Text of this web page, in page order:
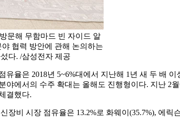
문해 무함마드 빈 자이드 알
협력 방안에 관해 논의하는
다. /삼성전자 제공
율은 2018년 5~6%대에서 지난해 1년 새 두 배
에서의 수주 확대는 올해도 진행형이다. 지난 2
결했다.
비 시장 점유율은 13.2%로 화웨이(35.7%), 에